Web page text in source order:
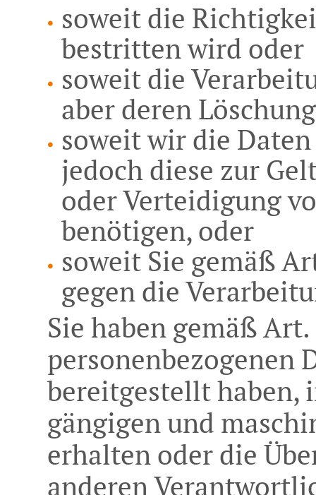
soweit die
bestritten wird oder
soweit die
aber deren
soweit wir die
jedoch diese zur
oder Verteidigung
benötigen, oder
soweit Sie gemäß
gegen die
Sie haben gemäß
personenbezogenen
bereitgestellt haben,
gängigen und
erhalten oder die
anderen